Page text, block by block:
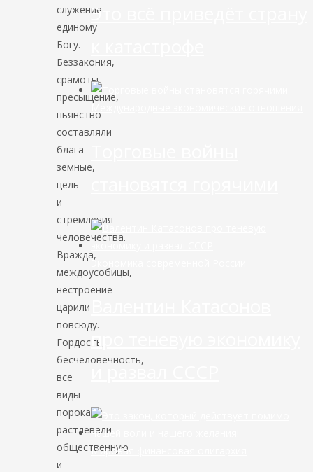
служение
единому
Богу.
Беззакония,
срамоты,
пресыщение,
пьянство
составляли
блага
земные,
цель
и
стремления
человечества.
Вражда,
междоусобицы,
нестроение
царили
повсюду.
Гордость,
бесчеловечность,
все
виды
порока
растлевали
общественную
и
Это всё приведёт страну
Экономика современной России
про теневую экономику
и развал СССР
Мировая финансовая олигархия